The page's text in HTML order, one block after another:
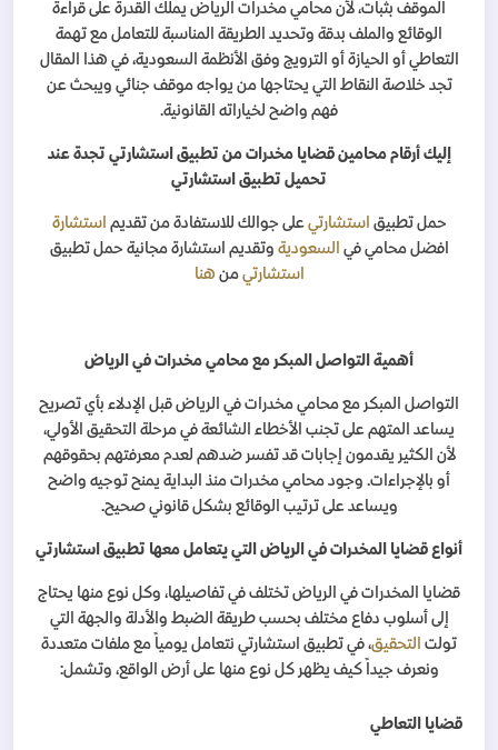
الموقف بثبات، لأن محامي مخدرات الرياض يملك القدرة على قراءة
الوقائع والملف بدقة وتحديد الطريقة المناسبة للتعامل مع تهمة
التعاطي أو الحيازة أو الترويج وفق الأنظمة السعودية، في هذا المقال
تجد خلاصة النقاط التي يحتاجها من يواجه موقف جنائي ويبحث عن
فهم واضح لخياراته القانونية.
إليك أرقام محامين قضايا مخدرات من تطبيق استشارتي تجدة عند
تحميل تطبيق استشارتي
حمل تطبيق استشارتيعلى جوالك للاستفادة من تقديم استشارة
افضل محامي في السعودية وتقديم استشارة مجانية حمل تطبيق
استشارتيمن هنا
أهمية التواصل المبكر مع محامي مخدرات في الرياض
التواصل المبكر مع محامي مخدرات في الرياض قبل الإدلاء بأي تصريح
يساعد المتهم على تجنب الأخطاء الشائعة في مرحلة التحقيق الأولي،
لأن الكثير يقدمون إجابات قد تفسر ضدهم لعدم معرفتهم بحقوقهم
أو بالإجراءات. وجود محامي مخدرات منذ البداية يمنح توجيه واضح
ويساعد على ترتيب الوقائع بشكل قانوني صحيح.
أنواع قضايا المخدرات في الرياض التي يتعامل معها تطبيق استشارتي
قضايا المخدرات في الرياض تختلف في تفاصيلها، وكل نوع منها يحتاج
إلى أسلوب دفاع مختلف بحسب طريقة الضبط والأدلة والجهة التي
تولت التحقيق، في تطبيق استشارتي نتعامل يومياً مع ملفات متعددة
ونعرف جيداً كيف يظهر كل نوع منها على أرض الواقع، وتشمل:
قضايا التعاطي